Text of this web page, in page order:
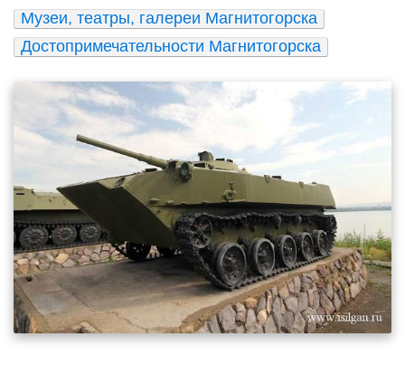
Музеи, театры, галереи Магнитогорска
Достопримечательности Магнитогорска